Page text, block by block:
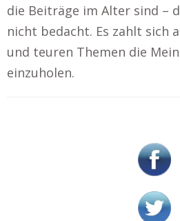
die Beiträge im Alter sind –
nicht bedacht. Es zahlt sich
und teuren Themen die
einzuholen.